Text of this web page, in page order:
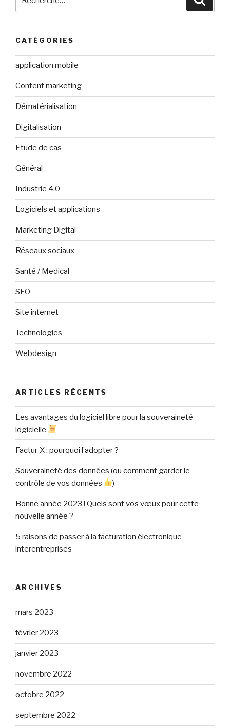
CATÉGORIES
application mobile
Content marketing
Dématérialisation
Digitalisation
Etude de cas
Général
Industrie 4.0
Logiciels et applications
Marketing Digital
Réseaux sociaux
Santé / Medical
SEO
Site internet
Technologies
Webdesign
ARTICLES RÉCENTS
Les avantages du logiciel libre pour la souveraineté
logicielle
Factur-X : pourquoi l’adopter ?
Souveraineté des données (ou comment garder le
contrôle de vos données
)
Bonne année 2023 ! Quels sont vos vœux pour cette
nouvelle année ?
5 raisons de passer à la facturation électronique
interentreprises
ARCHIVES
mars 2023
février 2023
janvier 2023
novembre 2022
octobre 2022
septembre 2022